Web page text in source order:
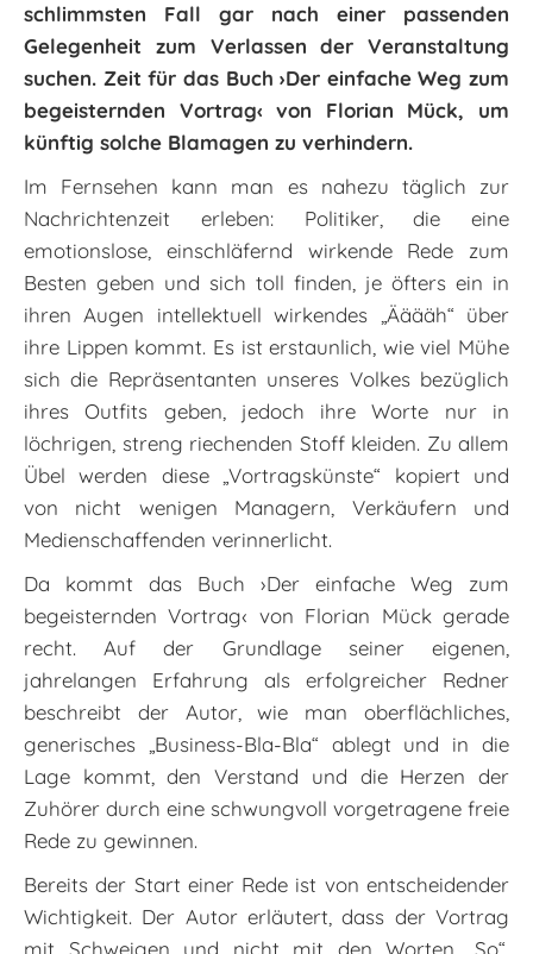
schlimmsten Fall gar nach einer passenden
Gelegenheit zum Verlassen der Veranstaltung
suchen. Zeit für das Buch ›Der einfache Weg zum
begeisternden Vortrag‹ von Florian Mück, um
künftig solche Blamagen zu verhindern.
Im Fernsehen kann man es nahezu täglich zur
Nachrichtenzeit erleben: Politiker, die eine
emotionslose, einschläfernd wirkende Rede zum
Besten geben und sich toll finden, je öfters ein in
ihren Augen intellektuell wirkendes „Ääääh“ über
ihre Lippen kommt. Es ist erstaunlich, wie viel Mühe
sich die Repräsentanten unseres Volkes bezüglich
ihres Outfits geben, jedoch ihre Worte nur in
löchrigen, streng riechenden Stoff kleiden. Zu allem
Übel werden diese „Vortragskünste“ kopiert und
von nicht wenigen Managern, Verkäufern und
Medienschaffenden verinnerlicht.
Da kommt das Buch ›Der einfache Weg zum
begeisternden Vortrag‹ von Florian Mück gerade
recht. Auf der Grundlage seiner eigenen,
jahrelangen Erfahrung als erfolgreicher Redner
beschreibt der Autor, wie man oberflächliches,
generisches „Business-Bla-Bla“ ablegt und in die
Lage kommt, den Verstand und die Herzen der
Zuhörer durch eine schwungvoll vorgetragene freie
Rede zu gewinnen.
Bereits der Start einer Rede ist von entscheidender
Wichtigkeit. Der Autor erläutert, dass der Vortrag